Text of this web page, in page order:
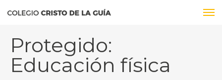
Protegido:
Educación física